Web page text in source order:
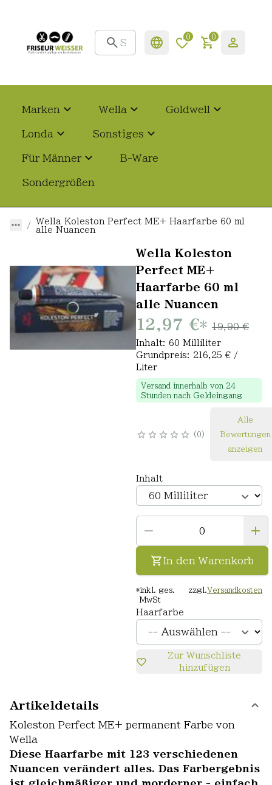
0 0
Marken Wella Goldwell
Londa Sonstiges
Für Männer B-Ware
Sondergrößen
Wella Koleston Perfect ME+ Haarfarbe 60 ml
alle Nuancen
Wella Koleston
Perfect ME+
Haarfarbe 60 ml
alle Nuancen
12,97 €* 19,90 €
Inhalt: 60 Milliliter
Grundpreis: 216,25 € /
Liter
Versand innerhalb von 24
Stunden nach Geldeingang
0
Alle
Bewertungen
anzeigen
Inhalt
In den Warenkorb
*inkl. ges.
MwSt
zzgl. Versandkosten
Haarfarbe
Zur Wunschliste
hinzufügen
Artikeldetails
Koleston Perfect ME+ permanent Farbe von
Wella
Diese Haarfarbe mit 123 verschiedenen
Nuancen verändert alles. Das Farbergebnis